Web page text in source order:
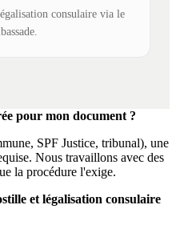
consulaire via le
pour mon document ?
SPF Justice, tribunal), une
Nous travaillons avec des
la procédure l'exige.
et légalisation consulaire